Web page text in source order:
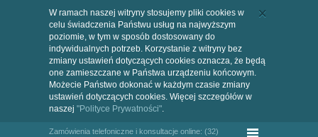
W ramach naszej witryny stosujemy pliki cookies w
celu świadczenia Państwu usług na najwyższym
poziomie, w tym w sposób dostosowany do
indywidualnych potrzeb. Korzystanie z witryny bez
zmiany ustawień dotyczących cookies oznacza, że będą
one zamieszczane w Państwa urządzeniu końcowym.
Możecie Państwo dokonać w każdym czasie zmiany
ustawień dotyczących cookies. Więcej szczegółów w
naszej "Polityce Prywatności".
Zamówienia telefoniczne i konsultacje online: (32)